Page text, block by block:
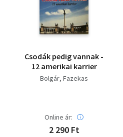
Csodák pedig vannak -
12 amerikai karrier
Bolgár Fazekas
Online ár:
2 290 Ft